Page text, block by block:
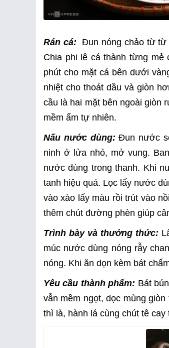
Rán cá:Đun nóng chảo từ từ
Chia phi lê cá thành từng
phút cho mặt cá bên dưới
nhiệt cho thoát dầu và giòn
cầu là hai mặt bên ngoài giòn
mềm ẩm tự nhiên.
Nấu nước dùng:Đun nước
ninh ở lửa nhỏ, mở vung.
nước dùng trong thanh. Khi
tanh hiệu quả. Lọc lấy nước
vào xào lấy màu rồi trút vào
thêm chút đường phèn giúp
Trình bày và thưởng thức:
múc nước dùng nóng rẫy
nóng. Khi ăn dọn kèm bát
Yêu cầu thành phẩm: Bát
vẫn mềm ngọt, dọc mùng
thì là, hành lá cùng chút tê